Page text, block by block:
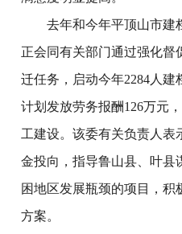
去年和今年平顶山市建档
正会同有关部门通过强化督
迁任务，启动今年2284人建
计划发放劳务报酬126万元
工建设。该委有关负责人表
金投向，指导鲁山县、叶县
困地区发展瓶颈的项目，
方案。